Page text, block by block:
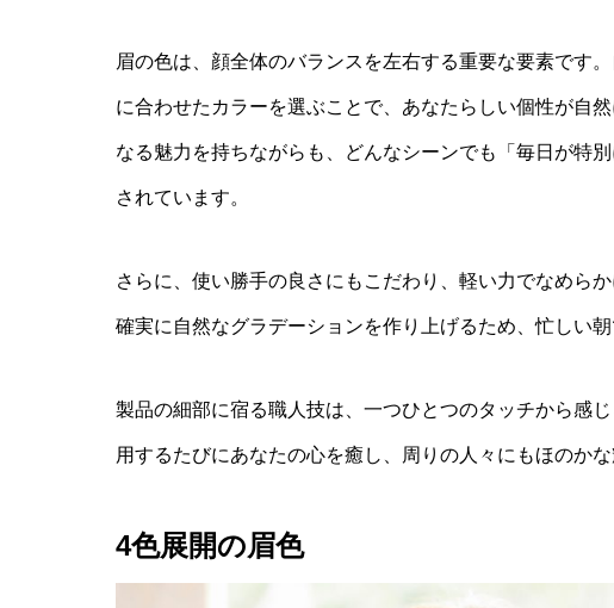
眉の色は、顔全体のバランスを左右する重要な要素です
に合わせたカラーを選ぶことで、あなたらしい個性が自
なる魅力を持ちながらも、どんなシーンでも「毎日が特
されています。
さらに、使い勝手の良さにもこだわり、軽い力でなめら
確実に自然なグラデーションを作り上げるため、忙しい
製品の細部に宿る職人技は、一つひとつのタッチから感
用するたびにあなたの心を癒し、周りの人々にもほのかな
4色展開の眉色